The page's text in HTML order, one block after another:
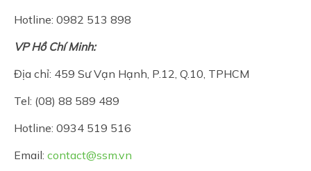
Hotline: 0982 513 898
VP Hồ Chí Minh:
Địa chỉ: 459 Sư Vạn Hạnh, P.12, Q.10, TPHCM
Tel: (08) 88 589 489
Hotline: 0934 519 516
Email: contact@ssm.vn